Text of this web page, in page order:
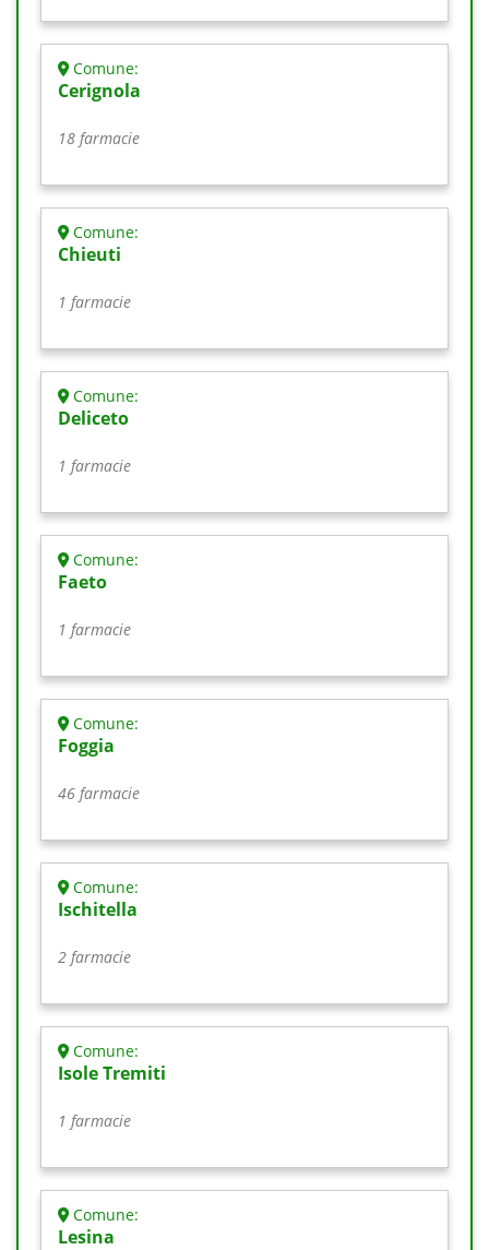
Comune:
Cerignola
18 farmacie
Comune:
Chieuti
1 farmacie
Comune:
Deliceto
1 farmacie
Comune:
Faeto
1 farmacie
Comune:
Foggia
46 farmacie
Comune:
Ischitella
2 farmacie
Comune:
Isole Tremiti
1 farmacie
Comune:
Lesina